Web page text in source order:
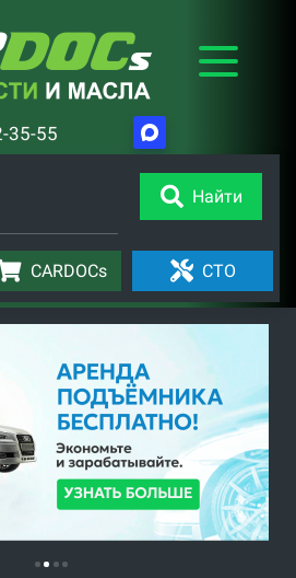
35-55
Найти
CARDOCs СТО